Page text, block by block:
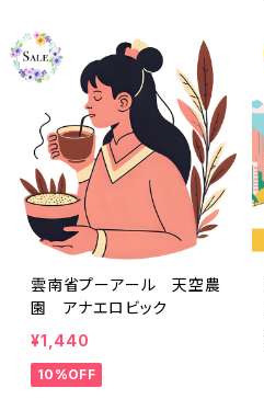
雲南省プーアール 天空農
園 アナエロビック
¥1,440
10%OFF